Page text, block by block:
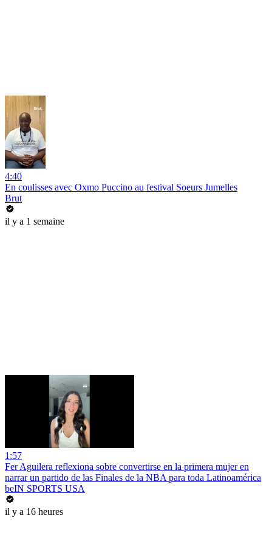
4:40
En coulisses avec Oxmo Puccino au festival Soeurs Jumelles
Brut
il y a 1 semaine
1:57
Fer Aguilera reflexiona sobre convertirse en la primera mujer en
narrar un partido de las Finales de la NBA para toda Latinoamérica
beIN SPORTS USA
il y a 16 heures